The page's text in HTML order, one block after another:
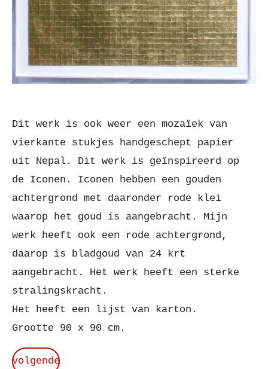
Dit werk is ook weer een mozaïek van
vierkante stukjes handgeschept papier
uit Nepal. Dit werk is geïnspireerd op
de Iconen. Iconen hebben een gouden
achtergrond met daaronder rode klei
waarop het goud is aangebracht. Mijn
werk heeft ook een rode achtergrond,
daarop is bladgoud van 24 krt
aangebracht. Het werk heeft een sterke
stralingskracht.
Het heeft een lijst van karton.
Grootte 90 x 90 cm.
volgende